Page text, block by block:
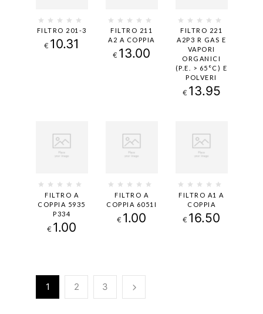
FILTRO 201-3
€ 10.31
FILTRO 211
A2 A COPPIA
€ 13.00
FILTRO 221
A2P3 R GAS E
VAPORI
ORGANICI
(P.E. > 65°C) E
POLVERI
€ 13.95
FILTRO A
COPPIA 5935
P334
€ 1.00
FILTRO A
COPPIA 6051I
€ 1.00
FILTRO A1 A
COPPIA
€ 16.50
1 2 3